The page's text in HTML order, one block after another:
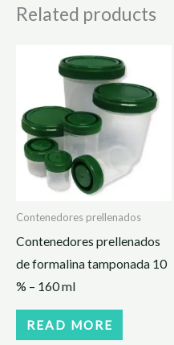
Related products
Contenedores prellenados
Contenedores prellenados
de formalina tamponada 10
% – 160 ml
READ MORE